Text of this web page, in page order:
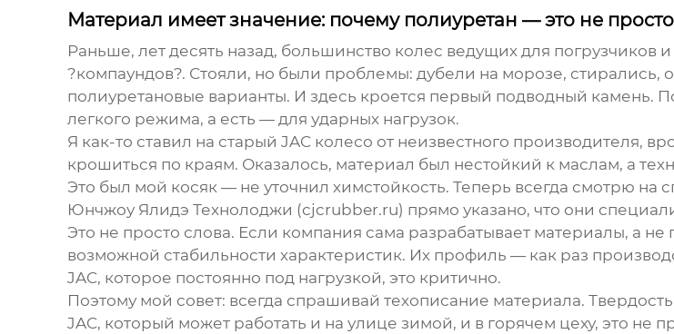
Материал имеет значение: почему полиуретан — это не
Раньше, лет десять назад, большинство колес ведущихдля погрузчиков
?компаундов?. Стояли, но были проблемы: дубели на морозе,
полиуретановые варианты. И здесь кроется первый подводный камень.
легкого режима, а есть — для ударных нагрузок.
Я как-то ставил на старый JAC колесо от неизвестного производителя,
крошиться по краям. Оказалось, материал был нестойкий к маслам, а
Это был мой косяк — не уточнил химстойкость. Теперь всегда смотрю
Юнчжоу Ялидэ Технолоджи (cjcrubber.ru) прямо указано, что они
Это не просто слова. Если компания сама разрабатывает материалы, а не
возможной стабильности характеристик. Их профиль — как раз
JAC, которое постоянно под нагрузкой, это критично.
Поэтому мой совет: всегда спрашивай техописание материала.
JAC, который может работать и на улице зимой, и в горячем цеху, это